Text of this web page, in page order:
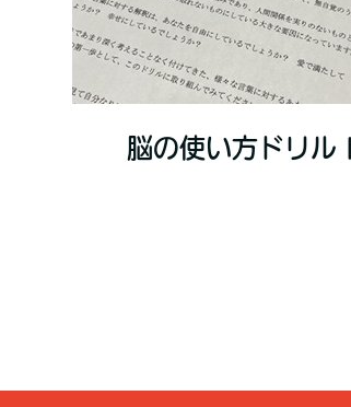
脳の使い方ドリルⅠ